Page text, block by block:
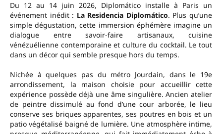
Du 12 au 14 juin 2026, Diplomático installe à Paris un
événement inédit : La Residencia Diplomático. Plus qu’une
simple dégustation, cette immersion éphémère imagine un
dialogue entre savoir-faire artisanaux, cuisine
vénézuélienne contemporaine et culture du cocktail. Le tout
dans un décor qui semble presque hors du temps.
Nichée à quelques pas du métro Jourdain, dans le 19e
arrondissement, la maison choisie pour accueillir cette
expérience possède déjà une âme singulière. Ancien atelier
de peintre dissimulé au fond d’une cour arborée, le lieu
conserve ses briques apparentes, ses poutres en bois et un
patio végétalisé baigné de lumière. Une atmosphère intime,